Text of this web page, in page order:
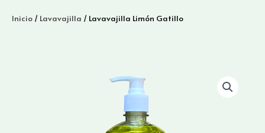
Inicio / Lavavajilla / Lavavajilla Limón Gatillo